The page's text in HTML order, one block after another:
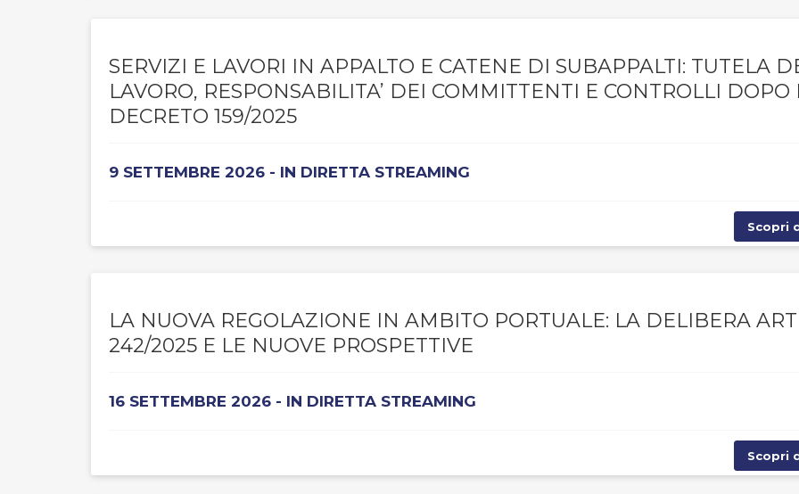
SERVIZI E LAVORI IN APPALTO E CATENE DI SUBAPPALTI: TUTELA
LAVORO, RESPONSABILITA’ DEI COMMITTENTI E CONTROLLI DOPO
DECRETO 159/2025
9 SETTEMBRE 2026 - IN DIRETTA STREAMING
Scopri
LA NUOVA REGOLAZIONE IN AMBITO PORTUALE: LA DELIBERA
242/2025 E LE NUOVE PROSPETTIVE
16 SETTEMBRE 2026 - IN DIRETTA STREAMING
Scopri